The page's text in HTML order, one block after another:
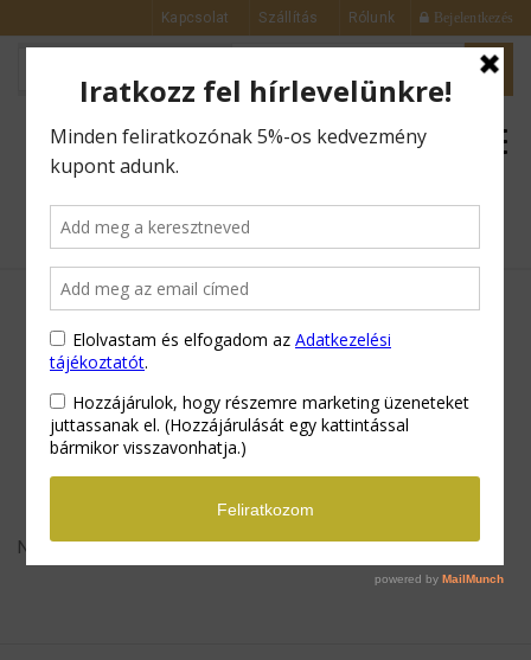
Kapcsolat Szállítás Rólunk Bejelentkezés
Nincs még hozzáadva termék